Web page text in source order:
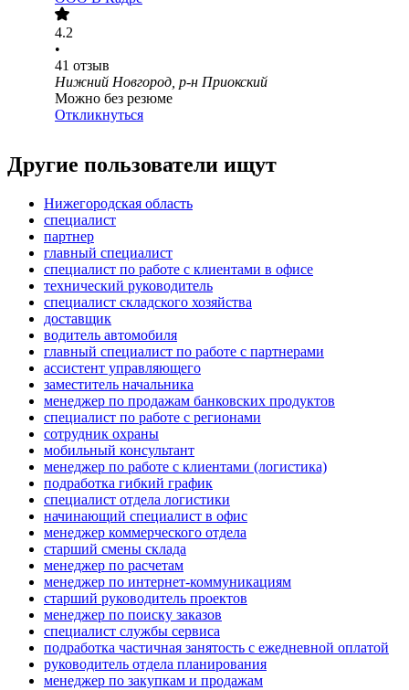
4.2
•
41 отзыв
Нижний Новгород, р-н Приокский
Можно без резюме
Откликнуться
Другие пользователи ищут
Нижегородская область
специалист
партнер
главный специалист
специалист по работе с клиентами в офисе
технический руководитель
специалист складского хозяйства
доставщик
водитель автомобиля
главный специалист по работе с партнерами
ассистент управляющего
заместитель начальника
менеджер по продажам банковских продуктов
специалист по работе с регионами
сотрудник охраны
мобильный консультант
менеджер по работе с клиентами (логистика)
подработка гибкий график
специалист отдела логистики
начинающий специалист в офис
менеджер коммерческого отдела
старший смены склада
менеджер по расчетам
менеджер по интернет-коммуникациям
старший руководитель проектов
менеджер по поиску заказов
специалист службы сервиса
подработка частичная занятость с ежедневной оплатой
руководитель отдела планирования
менеджер по закупкам и продажам